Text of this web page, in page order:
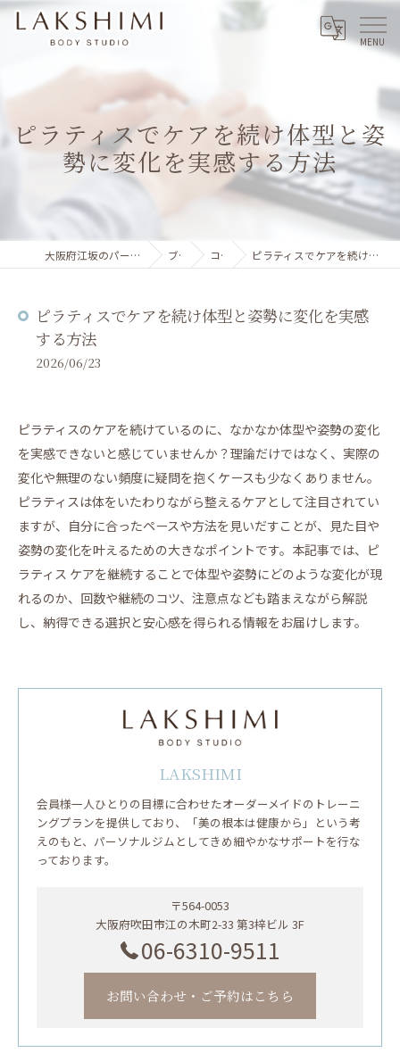
ピラティスでケアを続け体型と姿
勢に変化を実感する方法
大阪府江坂のパーソナルジムならLAKSHIMI ブログ コラム ピラティスでケアを続け体型と姿勢に変化を実感する方法
ピラティスでケアを続け体型と姿勢に変化を実感
する方法
2026/06/23
ピラティスのケアを続けているのに、なかなか体型や姿勢の変化
を実感できないと感じていませんか？理論だけではなく、実際の
変化や無理のない頻度に疑問を抱くケースも少なくありません。
ピラティスは体をいたわりながら整えるケアとして注目されてい
ますが、自分に合ったペースや方法を見いだすことが、見た目や
姿勢の変化を叶えるための大きなポイントです。本記事では、ピ
ラティス ケアを継続することで体型や姿勢にどのような変化が現
れるのか、回数や継続のコツ、注意点なども踏まえながら解説
し、納得できる選択と安心感を得られる情報をお届けします。
LAKSHIMI
会員様一人ひとりの目標に合わせたオーダーメイドのトレーニ
ングプランを提供しており、「美の根本は健康から」という考
えのもと、パーソナルジムとしてきめ細やかなサポートを行な
っております。
〒564-0053
大阪府吹田市江の木町2-33 第3梓ビル 3F
06-6310-9511
お問い合わせ・ご予約はこちら